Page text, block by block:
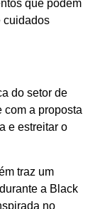
que podem
cuidados
do setor de
com a proposta
e estreitar o
traz um
a Black
no